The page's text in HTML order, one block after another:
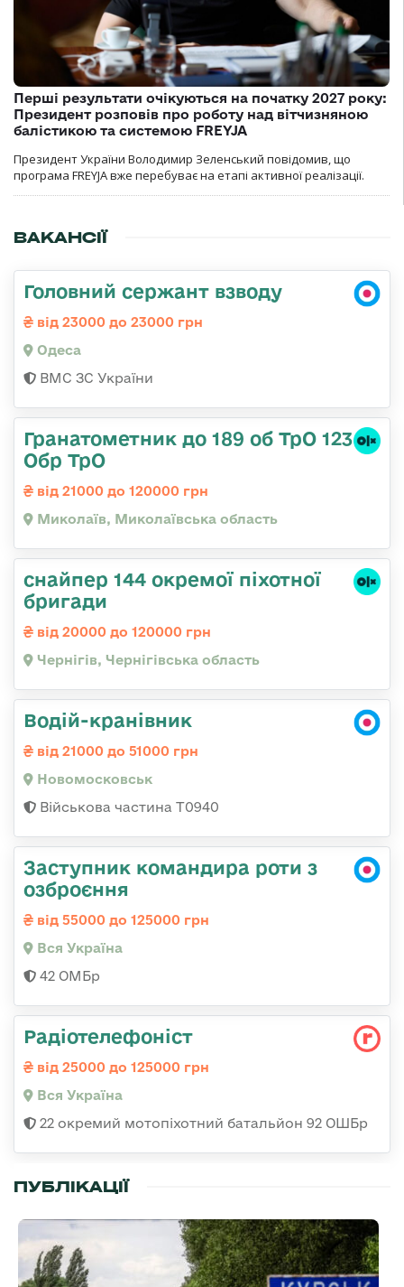
Перші результати очікуються на початку 2027 року:
Президент розповів про роботу над вітчизняною
балістикою та системою FREYJA
Президент України Володимир Зеленський повідомив, що
програма FREYJA вже перебуває на етапі активної реалізації.
ВАКАНСІЇ
Головний сержант взводу
від 23000 до 23000 грн
Одеса
ВМС ЗС України
Гранатометник до 189 об ТрО 123
Обр ТрО
від 21000 до 120000 грн
Миколаїв, Миколаївська область
снайпер 144 окремої піхотної
бригади
від 20000 до 120000 грн
Чернігів, Чернігівська область
Водій-кранівник
від 21000 до 51000 грн
Новомосковськ
Військова частина Т0940
Заступник командира роти з
озброєння
від 55000 до 125000 грн
Вся Україна
42 ОМБр
Радіотелефоніст
від 25000 до 125000 грн
Вся Україна
22 окремий мотопіхотний батальйон 92 ОШБр
ПУБЛІКАЦІЇ